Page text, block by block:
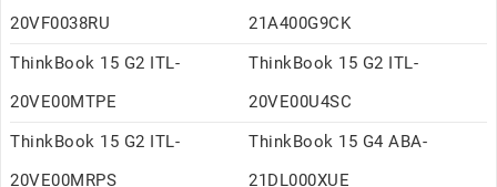
20VF0038RU
21A400G9CK
ThinkBook 15 G2 ITL-
20VE00MTPE
ThinkBook 15 G2 ITL-
20VE00U4SC
ThinkBook 15 G2 ITL-
20VE00MRPS
ThinkBook 15 G4 ABA-
21DL000XUE